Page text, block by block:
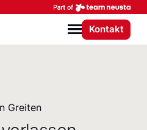
Menü
Kontakt
Greiten